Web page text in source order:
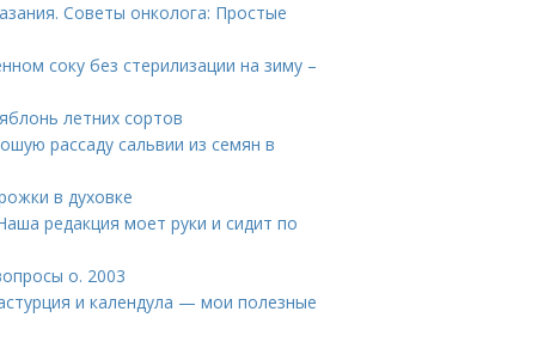
Советы онколога: Простые
соку без стерилизации на зиму –
летних сортов
рассаду сальвии из семян в
в духовке
редакция моет руки и сидит по
о. 2003
и календула — мои полезные